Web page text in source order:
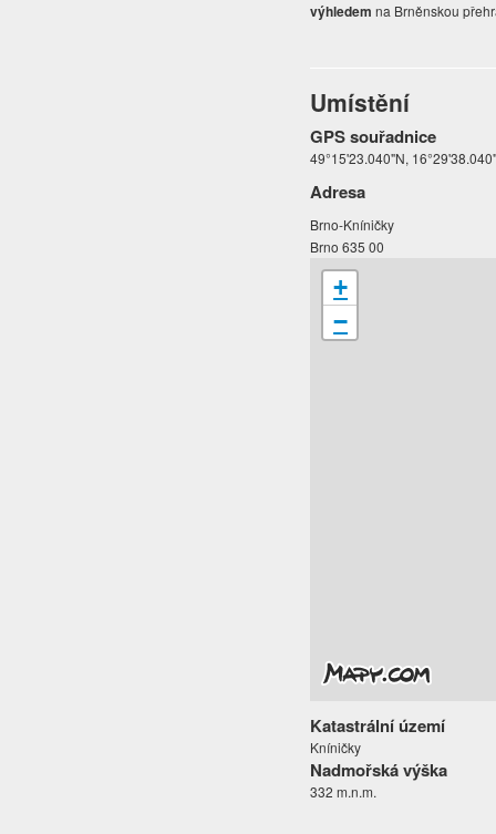
výhledem na Brněnskou
Umístění
GPS souřadnice
49°15'23.040"N,
Adresa
Brno-Kníničky
Brno 635 00
+
−
Katastrální území
Kníničky
Nadmořská výška
332 m.n.m.